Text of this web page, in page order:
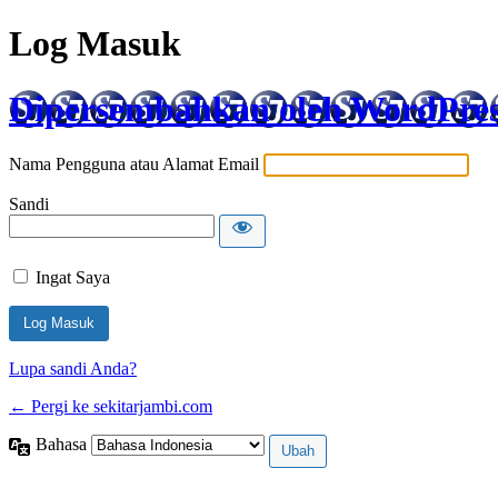
Log Masuk
Dipersembahkan oleh
Nama Pengguna atau Alamat Email
Sandi
Ingat Saya
Lupa sandi Anda?
← Pergi ke sekitarjambi.com
Bahasa